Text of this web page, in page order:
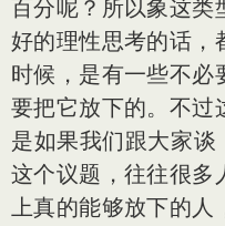
百分呢？所以象这类
好的理性思考的话，
时候，是有一些不必
要把它放下的。不过
是如果我们跟大家谈
这个议题，往往很多
上真的能够放下的人